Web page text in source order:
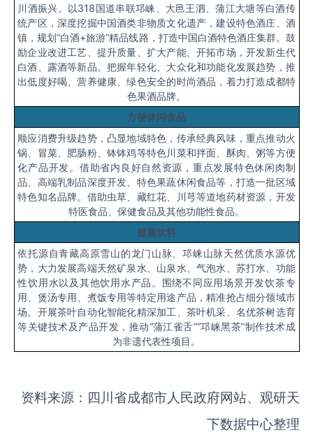
川酒振兴。以318国道串联邛崃、大邑王泗、蒲江大塘等白酒传
统产区，深度挖掘中国酒类非物质文化遗产，建设特色酒庄、酒
镇，规划“白酒+旅游”精品线路，打造中国白酒特色酒庄集群。鼓
励企业改进工艺、提升质量、扩大产能、开拓市场，开发新生代
白酒、露酒等新品。把握年轻化、大众化和功能化发展趋势，推
出低度好喝、营养健康、绿色安全的时尚酒品，着力打造成都特
色果酒品牌。
方便休闲食品
顺应消费升级趋势，凸显地域特色，传承经典风味，重点推动火
锅、冒菜、肥肠粉、钵钵鸡等特色川菜和拌面、酥肉、粥等方便
化产品开发。借助省内良好自然资源，重点发展特色休闲肉制
品、高端乳制品深度开发、特色果蔬休闲食品等，打造一批区域
特色知名品牌。借助虫草、藏红花、川芎等道地药材资源，开发
特医食品、保健食品及其他功能性食品。
健康饮料
依托源自青藏高原雪山的龙门山脉、邛崃山脉天然优质水源优
势，大力发展高端天然矿泉水、山泉水、气泡水、苏打水、功能
性饮用水以及其他饮用水产品。围绕不同应用场景开发饮茶专
用、煲汤专用、煮饭专用等特定用途产品，精准抢占细分领域市
场。开展茶叶自动化智能化精深加工、茶叶机采、名优茶树选育
等关键技术及产品开发，推动“蒲江雀舌”“邛崃黑茶”制作技术成
为非遗代表性项目。
资料来源：四川省成都市人民政府网站、观研天
下数据中心整理